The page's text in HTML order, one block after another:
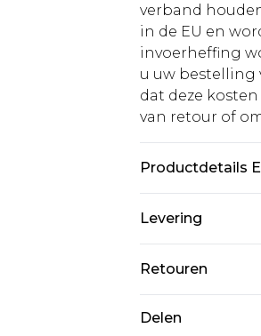
verband
in de EU en
invoerheffing
u uw bestelling
dat deze
van retour of
Productdetails
Levering
Expressdienst
Retouren
Delen